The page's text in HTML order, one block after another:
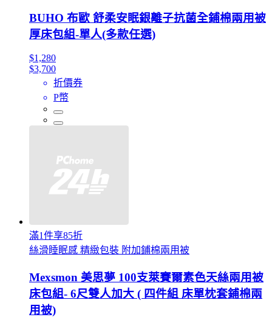
BUHO 布歐 舒柔安眠銀離子抗菌全鋪棉兩用被
厚床包組-單人(多款任選)
$1,280
$3,700
折價券
P幣
滿1件享85折
絲滑睡眠感 精緻包裝 附加鋪棉兩用被
Mexsmon 美思夢 100支萊賽爾素色天絲兩用被
床包組- 6尺雙人加大 ( 四件組 床單枕套鋪棉兩
用被)